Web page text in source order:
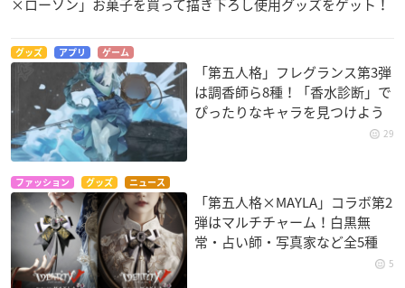
×ローソン」お菓子を買って描き下ろし使用グッズをゲット！
グッズ アプリ ゲーム
「第五人格」フレグランス第3弾
は調香師ら8種！「香水診断」で
ぴったりなキャラを見つけよう
29
ファッション グッズ ニュース
「第五人格×MAYLA」コラボ第2
弾はマルチチャーム！白黒無
常・占い師・写真家など全5種
5